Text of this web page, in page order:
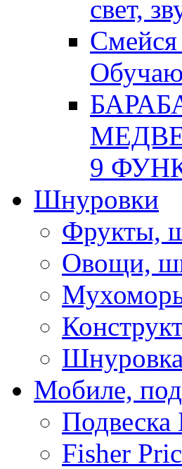
свет,
9
Шнуровки
Фрукты,
Овощи,
Мобиле,
Подвеска
Fisher